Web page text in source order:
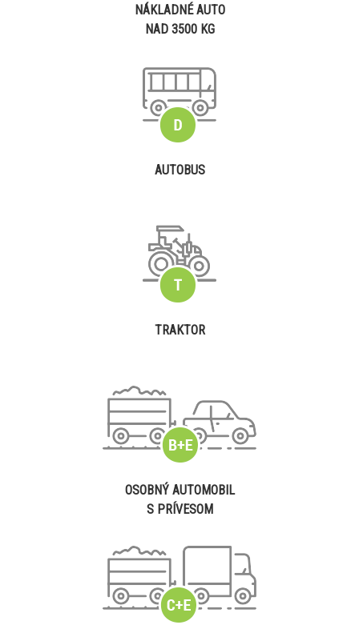
NÁKLADNÉ AUTO
NAD 3500 KG
AUTOBUS
TRAKTOR
OSOBNÝ AUTOMOBIL
S PRÍVESOM